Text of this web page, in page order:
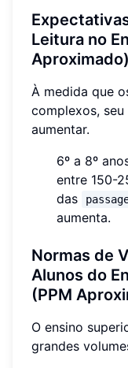
Leitura no
Aproximado)
À medida que
complexos, seu
aumentar.
6º a 8º
entre 150-
das
aumenta.
Normas de
Alunos do
(PPM
O ensino
grandes